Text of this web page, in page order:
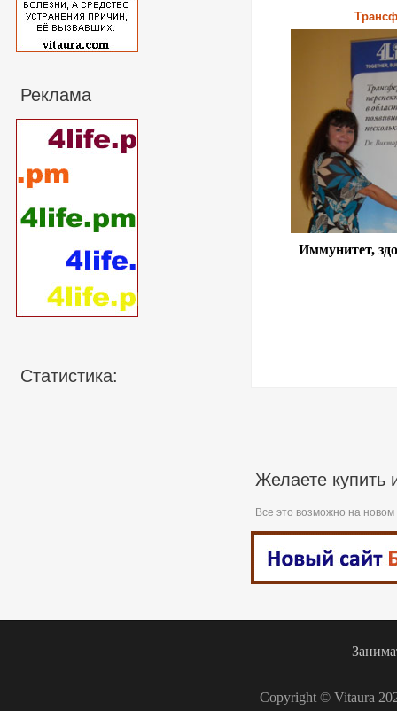
Реклама
Статистика:
Иммунитет,
Желаете купить
Все это возможно на
Copyright © Vitaura